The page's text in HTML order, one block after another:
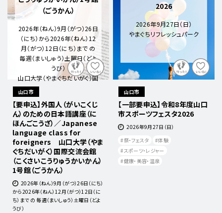
（ごうかん）
2026年（ねん）9月（がつ）26日
（にち）から2026年（ねん）12
月（がつ）12日（にち）まで の
毎週（まいしゅう）土曜日（どよ
うび）
山口大学（やまぐちだいがく）国
際交流会館（こくさいこうりゅう
かいかん）1号館（ごうかん）
山口市
【要申込】外国人（がいこくじ
ん）のための日本語講座（に
ほんごこうざ）／Japanese
language class for
foreigners 山口大学（やま
ぐちだいがく）国際交流会館
（こくさいこうりゅうかいかん）
1号館（ごうかん）
2026年（ねん）9月（がつ）26日（にち）
から2026年（ねん）12月（がつ）12日（に
ち）まで の 毎週（まいしゅう）土曜日（どよ
うび）
2026
2026年9月27日（日）
やまぐちリフレッシュパーク
山口市
【一部要申込】令和8年度山口
市スポーツフェスタ2026
2026年9月27日（日）
祭・フェスタ
体験
スポーツ・レジャー
健康・美容・温泉